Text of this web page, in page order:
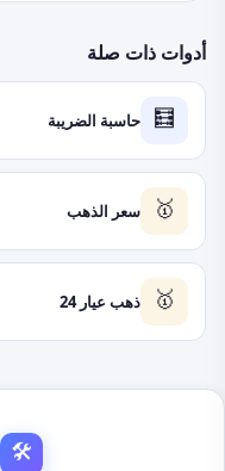
أدوات ذات صلة
🧮 حاسبة الضريبة
🥇 سعر الذهب
🥇 ذهب عيار 24
🛠